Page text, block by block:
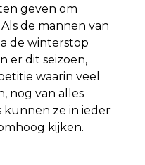
geven om
de mannen van
de winterstop
er dit seizoen,
waarin veel
nog van alles
kunnen ze in ieder
kijken.